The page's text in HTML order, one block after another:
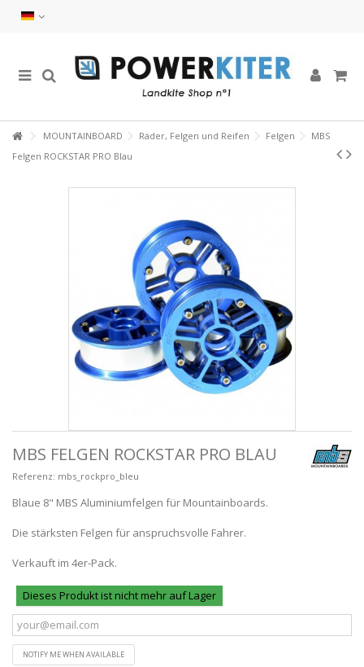
MOUNTAINBOARD Räder, Felgen und Reifen Felgen
MBS
Felgen ROCKSTAR PRO Blau
MBS FELGEN ROCKSTAR PRO BLAU
Referenz: mbs_rockpro_bleu
Blaue 8" MBS Aluminiumfelgen für Mountainboards.
Die stärksten Felgen für anspruchsvolle Fahrer.
Verkauft im 4er-Pack.
Dieses Produkt ist nicht mehr auf Lager
NOTIFY ME WHEN AVAILABLE